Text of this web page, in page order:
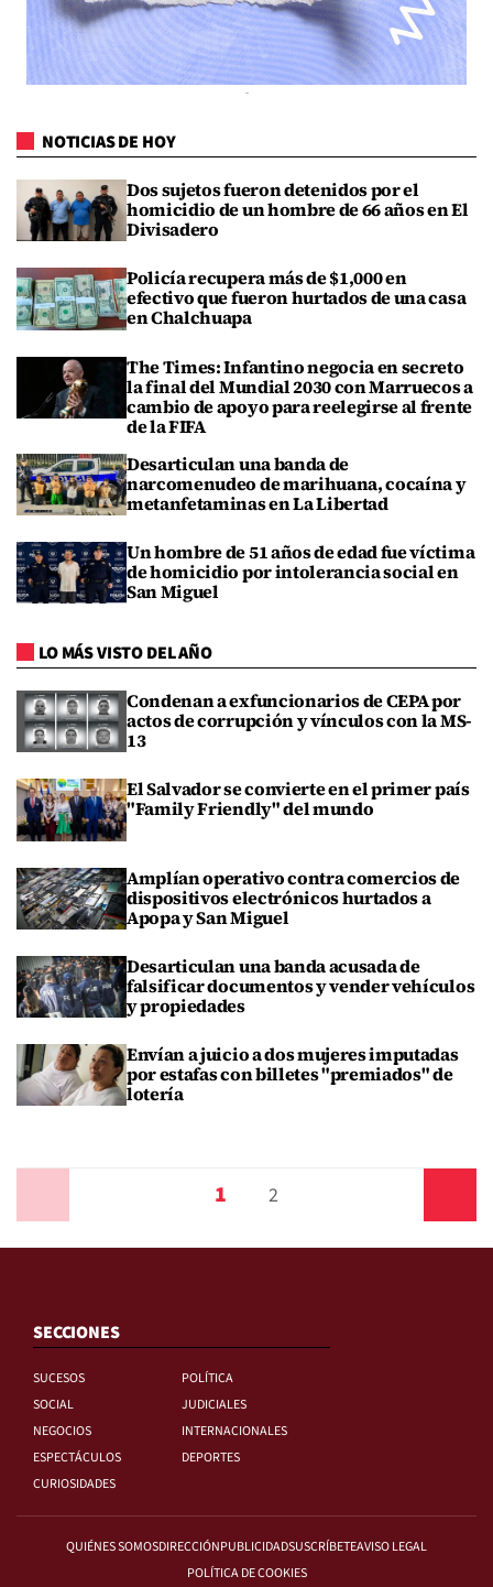
NOTICIAS DE HOY
Dos sujetos fueron detenidos por el
homicidio de un hombre de 66 años en El
Divisadero
Policía recupera más de $1,000 en
efectivo que fueron hurtados de una casa
en Chalchuapa
The Times: Infantino negocia en secreto
la final del Mundial 2030 con Marruecos a
cambio de apoyo para reelegirse al frente
de la FIFA
Desarticulan una banda de
narcomenudeo de marihuana, cocaína y
metanfetaminas en La Libertad
Un hombre de 51 años de edad fue víctima
de homicidio por intolerancia social en
San Miguel
LO MÁS VISTO DEL AÑO
Condenan a exfuncionarios de CEPA por
actos de corrupción y vínculos con la MS-
13
El Salvador se convierte en el primer país
"Family Friendly" del mundo
Amplían operativo contra comercios de
dispositivos electrónicos hurtados a
Apopa y San Miguel
Desarticulan una banda acusada de
falsificar documentos y vender vehículos
y propiedades
Envían a juicio a dos mujeres imputadas
por estafas con billetes "premiados" de
lotería
1 2
SECCIONES
SUCESOS
POLÍTICA
SOCIAL
JUDICIALES
NEGOCIOS
INTERNACIONALES
ESPECTÁCULOS
DEPORTES
CURIOSIDADES
QUIÉNES SOMOSDIRECCIÓNPUBLICIDADSUSCRÍBETEAVISO LEGAL
POLÍTICA DE COOKIES